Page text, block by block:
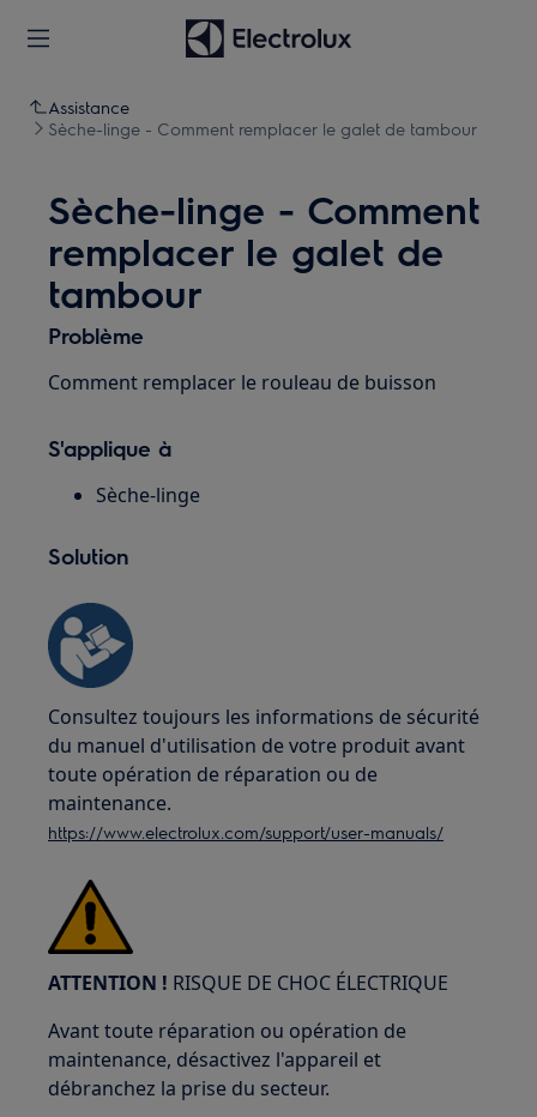
Assistance
Sèche-linge - Comment remplacer le galet de tambour
Sèche-linge - Comment
remplacer le galet de
tambour
Problème
Comment remplacer le rouleau de buisson
S'applique à
Sèche-linge
Solution
Consultez toujours les informations de sécurité
du manuel d'utilisation de votre produit avant
toute opération de réparation ou de
maintenance.
https://www.electrolux.com/support/user-manuals/
ATTENTION ! RISQUE DE CHOC ÉLECTRIQUE
Avant toute réparation ou opération de
maintenance, désactivez l'appareil et
débranchez la prise du secteur.